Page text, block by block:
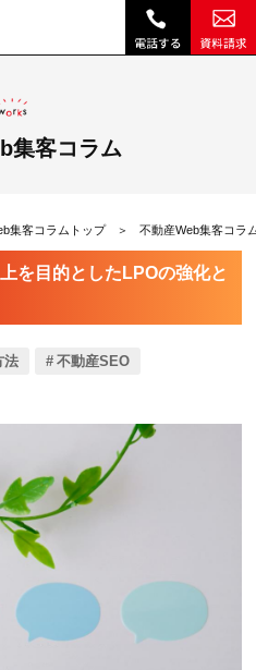
集客コラム
集客コラムトップ 不動産Web集客コラ
を目的としたLPOの強化と
法
不動産SEO